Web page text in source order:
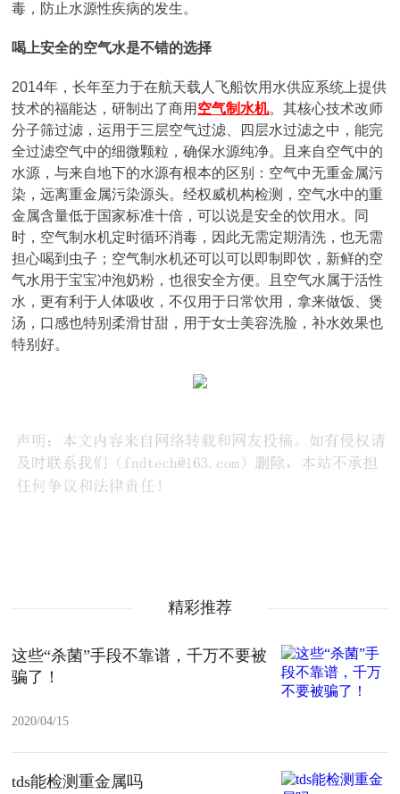
毒，防止水源性疾病的发生。
喝上安全的空气水是不错的选择
2014年，长年至力于在航天载人飞船饮用水供应系统上提供
技术的福能达，研制出了商用 空气制水机。其核心技术改师
分子筛过滤，运用于三层空气过滤、四层水过滤之中，能完
全过滤空气中的细微颗粒，确保水源纯净。且来自空气中的
水源，与来自地下的水源有根本的区别：空气中无重金属污
染，远离重金属污染源头。经权威机构检测，空气水中的重
金属含量低于国家标准十倍，可以说是安全的饮用水。同
时，空气制水机定时循环消毒，因此无需定期清洗，也无需
担心喝到虫子；空气制水机还可以可以即制即饮，新鲜的空
气水用于宝宝冲泡奶粉，也很安全方便。且空气水属于活性
水，更有利于人体吸收，不仅用于日常饮用，拿来做饭、煲
汤，口感也特别柔滑甘甜，用于女士美容洗脸，补水效果也
特别好。
精彩推荐
这些“杀菌”手段不靠谱，千万不要被
骗了！
2020/04/15
tds能检测重金属吗